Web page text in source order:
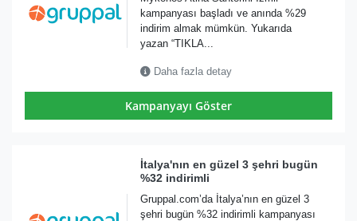
kampanyası başladı ve anında %29
indirim almak mümkün. Yukarıda
yazan “TIKLA...
Daha fazla detay
Kampanyayı Göster
İtalya'nın en güzel 3 şehri bugün
%32 indirimli
Gruppal.com’da İtalya’nın en güzel 3
şehri bugün %32 indirimli kampanyası